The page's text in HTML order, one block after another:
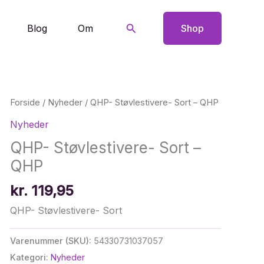
Blog Om Søg Shop
Forside / Nyheder/ QHP- Støvlestivere- Sort – QHP
Nyheder
QHP- Støvlestivere- Sort –
QHP
kr. 119,95
QHP- Støvlestivere- Sort
Varenummer (SKU): 54330731037057
Kategori: Nyheder